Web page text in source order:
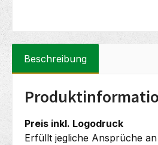
Beschreibung
Preis inkl. Logodruck
Erfüllt jegliche Ansprüche